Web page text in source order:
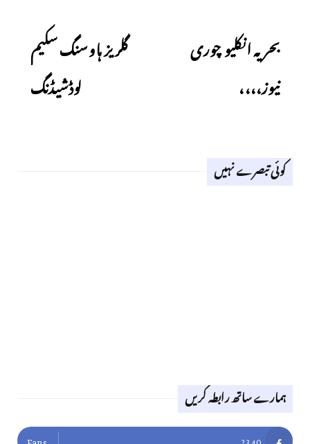
بحریہ انکلیو چوری
نیوز،،،،
Next
گلریز ہاوسنگ سکیم
لوڈشیڈنگ
کوئی تبصرے نہیں
ہمارے ساتھ رابطہ کریں